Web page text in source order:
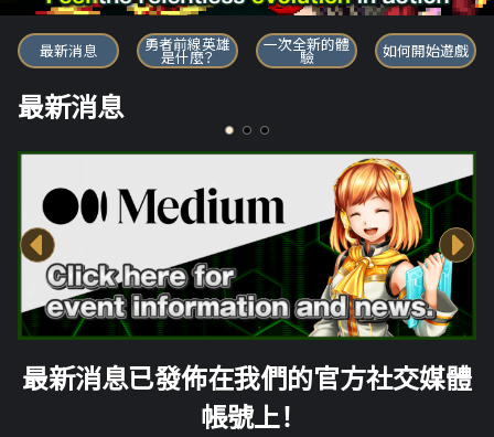
勇者前線英雄
最新消息 勇者前線英雄
是什麼？
一次全新的體
驗 如何開始遊戲
最新消息
最新消息已發佈在我們的官方社交媒體
帳號上！